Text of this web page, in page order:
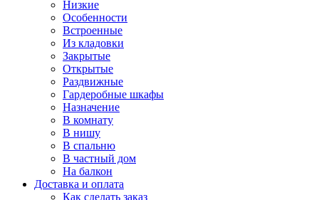
Низкие
Особенности
Встроенные
Из кладовки
Закрытые
Открытые
Раздвижные
Гардеробные шкафы
Назначение
В комнату
В нишу
В спальню
В частный дом
На балкон
Доставка и оплата
Как сделать заказ